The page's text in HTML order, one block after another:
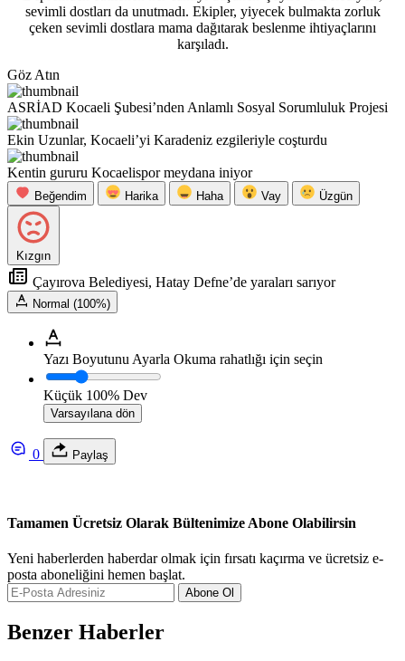
sevimli dostları da unutmadı. Ekipler, yiyecek bulmakta zorluk
çeken sevimli dostlara mama dağıtarak beslenme ihtiyaçlarını
karşıladı.
Göz Atın
ASRİAD Kocaeli Şubesi’nden Anlamlı Sosyal Sorumluluk Projesi
Ekin Uzunlar, Kocaeli’yi Karadeniz ezgileriyle coşturdu
Kentin gururu Kocaelispor meydana iniyor
Beğendim Harika Haha Vay Üzgün
Kızgın
Çayırova Belediyesi, Hatay Defne’de yaraları sarıyor
Normal (100%)
Yazı Boyutunu Ayarla Okuma rahatlığı için seçin
Küçük 100% Dev
Varsayılana dön
0 Paylaş
Tamamen Ücretsiz Olarak Bültenimize Abone Olabilirsin
Yeni haberlerden haberdar olmak için fırsatı kaçırma ve ücretsiz e-
posta aboneliğini hemen başlat.
Abone Ol
Benzer Haberler